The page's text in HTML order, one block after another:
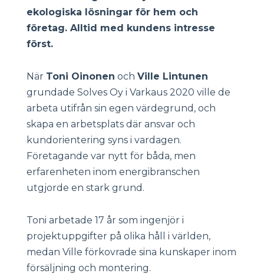
ekologiska lösningar för hem och
företag. Alltid med kundens intresse
först.
När Toni Oinonen och Ville Lintunen
grundade Solves Oy i Varkaus 2020 ville de
arbeta utifrån sin egen värdegrund, och
skapa en arbetsplats där ansvar och
kundorientering syns i vardagen.
Företagande var nytt för båda, men
erfarenheten inom energibranschen
utgjorde en stark grund.
Toni arbetade 17 år som ingenjör i
projektuppgifter på olika håll i världen,
medan Ville förkovrade sina kunskaper inom
försäljning och montering.